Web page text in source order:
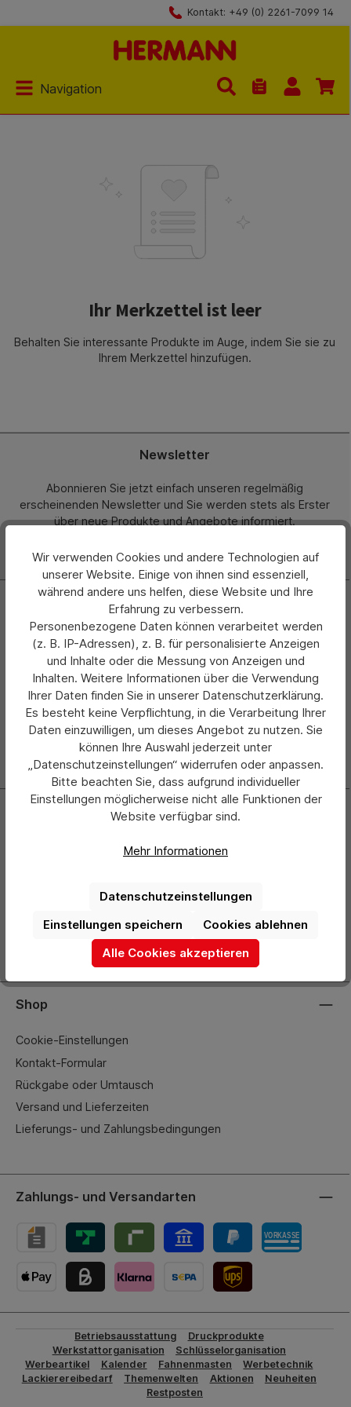
Kontakt: +49 (0) 2261-7099 14
Navigation
Du hast 0
Ihr Merkzettel ist leer
Behalten Sie interessante Produkte im Auge, indem Sie sie zu
Ihrem Merkzettel hinzufügen.
Newsletter
Abonnieren Sie jetzt einfach unseren regelmäßig
erscheinenden Newsletter und Sie werden stets als Erster
über neue Produkte und Angebote informiert.
Zur Newsletter Anmeldung
+49 (0) 2261-7099 14
info@hermann-direkt.de
Öffnungszeiten
Mo.–Do.: 08:00 – 17:00 Uhr
Fr.: 08:00 – 15:45 Uhr
Mittagspause: 12:30 - 13:00 Uhr
Allgemeine Geschäftsbedingungen
Shop
Cookie-Einstellungen
Kontakt-Formular
Rückgabe oder Umtausch
Versand und Lieferzeiten
Lieferungs- und Zahlungsbedingungen
Zahlungs- und Versandarten
Betriebsausstattung
Druckprodukte
Werkstattorganisation
Schlüsselorganisation
Werbeartikel
Kalender Fahnenmasten
Werbetechnik
Lackierereibedarf
Themenwelten Aktionen
Neuheiten
Restposten
Wir verwenden Cookies und andere Technologien auf
unserer Website. Einige von ihnen sind essenziell,
während andere uns helfen, diese Website und Ihre
Erfahrung zu verbessern.
Personenbezogene Daten können verarbeitet werden
(z. B. IP-Adressen), z. B. für personalisierte Anzeigen
und Inhalte oder die Messung von Anzeigen und
Inhalten. Weitere Informationen über die Verwendung
Ihrer Daten finden Sie in unserer Datenschutzerklärung.
Es besteht keine Verpflichtung, in die Verarbeitung Ihrer
Daten einzuwilligen, um dieses Angebot zu nutzen. Sie
können Ihre Auswahl jederzeit unter
„Datenschutzeinstellungen“ widerrufen oder anpassen.
Bitte beachten Sie, dass aufgrund individueller
Einstellungen möglicherweise nicht alle Funktionen der
Website verfügbar sind.
Mehr Informationen
Datenschutzeinstellungen
Cookies ablehnen
Einstellungen speichern
Alle Cookies akzeptieren